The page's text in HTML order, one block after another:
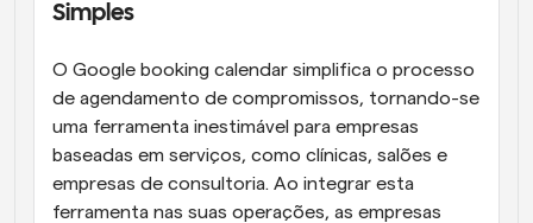
Simples
O Google booking calendar simplifica o processo
de agendamento de compromissos, tornando-se
uma ferramenta inestimável para empresas
baseadas em serviços, como clínicas, salões e
empresas de consultoria. Ao integrar esta
ferramenta nas suas operações, as empresas